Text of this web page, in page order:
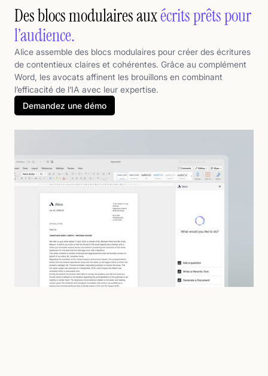
Des blocs modulaires auxécrits prêts pour
l’audience.
Alice assemble des blocs modulaires pour créer des écritures
de contentieux claires et cohérentes. Grâce au complément
Word, les avocats affinent les brouillons en combinant
l’efficacité de l’IA avec leur expertise.
Demandez une démo